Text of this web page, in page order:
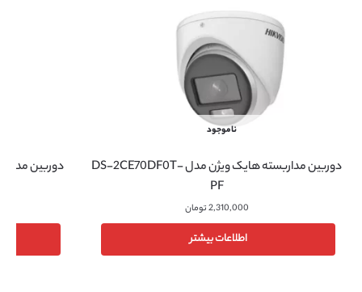
ناموجود
دوربین مداربسته هایک ویژن مدل DS-2CE70DF0T-
PF
2,310,000تومان
اطلاعات بیشتر